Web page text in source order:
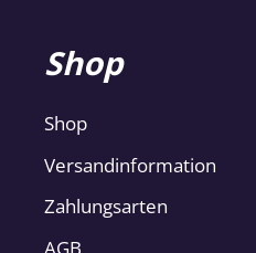
Shop
Shop
Versandinformation
Zahlungsarten
AGB